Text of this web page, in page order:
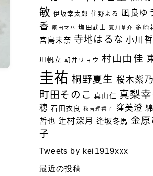
別
検
索
敏 伊坂幸太郎 住野よる 凪良ゆ
香
原田マハ 塩田武士 夏川草介 多崎
宮島未奈 寺地はるな 小川哲
川帆立 朝井リョウ 村山由佳
圭祐 桐野夏生 桜木紫乃
町田そのこ 真山仁 真梨
穂 石田衣良 秋吉理香子 窪美澄
哲也 辻村深月 逢坂冬馬 金原
子
Tweets by kei1919xxx
最近の投稿